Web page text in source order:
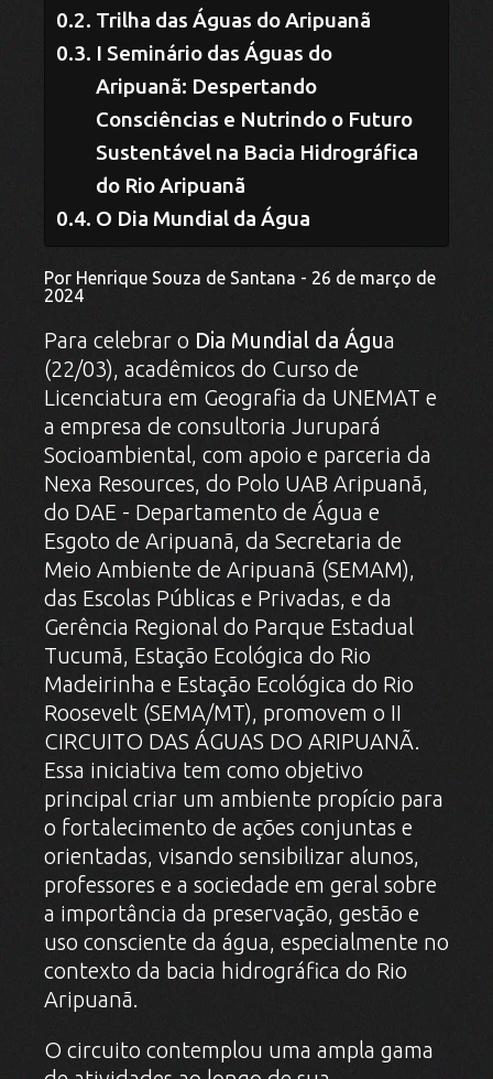
Trilha das Águas do Aripuanã
I Seminário das Águas do
Aripuanã: Despertando
Consciências e Nutrindo o Futuro
Sustentável na Bacia Hidrográfica
do Rio Aripuanã
O Dia Mundial da Água
Por Henrique Souza de Santana - 26 de março de
2024
Para celebrar o Dia Mundial da Água
(22/03), acadêmicos do Curso de
Licenciatura em Geografia da UNEMAT e
a empresa de consultoria Jurupará
Socioambiental, com apoio e parceria da
Nexa Resources, do Polo UAB Aripuanã,
do DAE - Departamento de Água e
Esgoto de Aripuanã, da Secretaria de
Meio Ambiente de Aripuanã (SEMAM),
das Escolas Públicas e Privadas, e da
Gerência Regional do Parque Estadual
Tucumã, Estação Ecológica do Rio
Madeirinha e Estação Ecológica do Rio
Roosevelt (SEMA/MT), promovem o II
CIRCUITO DAS ÁGUAS DO ARIPUANÃ.
Essa iniciativa tem como objetivo
principal criar um ambiente propício para
o fortalecimento de ações conjuntas e
orientadas, visando sensibilizar alunos,
professores e a sociedade em geral sobre
a importância da preservação, gestão e
uso consciente da água, especialmente no
contexto da bacia hidrográfica do Rio
Aripuanã.
O circuito contemplou uma ampla gama